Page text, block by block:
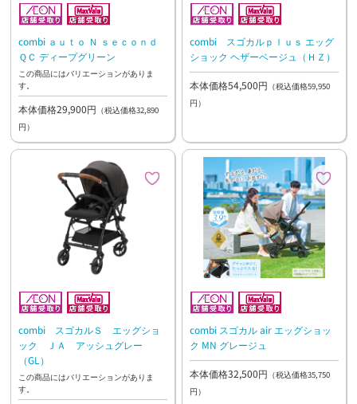
combi ａｕｔｏ Ｎ ｓｅｃｏｎｄ
ＱＣ ディープグリーン
この商品にはバリエーションがありま
す。
本体価格29,900円 （税込価格32,890
円）
combi スゴカルｐｌｕｓ エッグ
ショック ヘザーベージュ（ＨＺ）
本体価格54,500円 （税込価格59,950
円）
combi スゴカルＳ エッグショ
ック ＪＡ アッシュグレー
（GL）
この商品にはバリエーションがありま
す。
combi スゴカル air エッグショッ
ク MN グレージュ
本体価格32,500円 （税込価格35,750
円）